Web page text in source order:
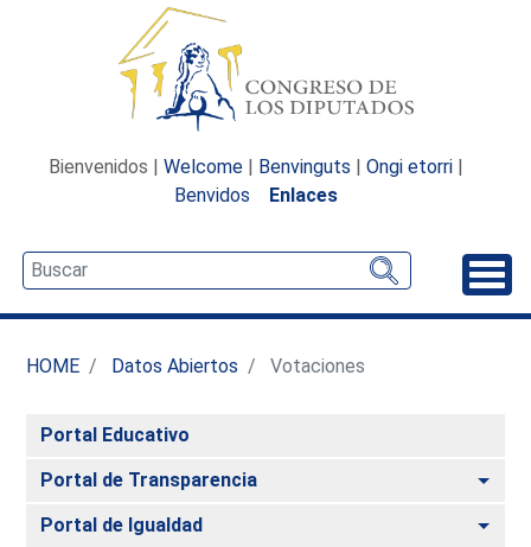
Bienvenidos | Welcome | Benvinguts | Ongi etorri |
Benvidos
Enlaces
HOME Datos Abiertos Votaciones
Portal Educativo
Portal de Transparencia
Portal de Igualdad